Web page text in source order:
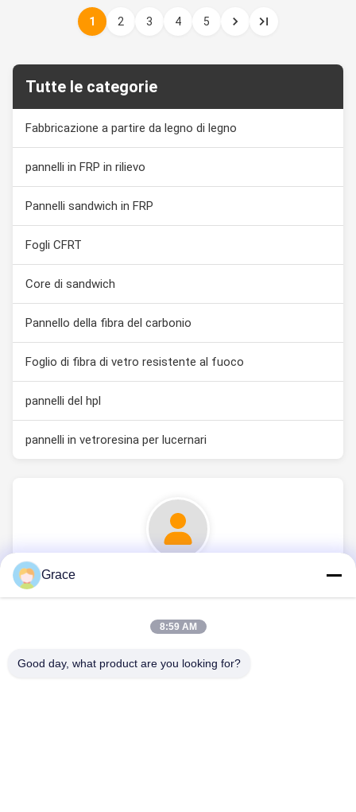
1 2 3 4 5
Tutte le categorie
Fabbricazione a partire da legno di legno
pannelli in FRP in rilievo
Pannelli sandwich in FRP
Fogli CFRT
Core di sandwich
Pannello della fibra del carbonio
Foglio di fibra di vetro resistente al fuoco
pannelli del hpl
pannelli in vetroresina per lucernari
CONTATTICI
Grace
8:59 AM
Good day, what product are you looking for?